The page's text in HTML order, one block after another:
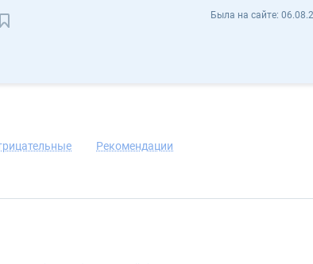
Евгения Рожунас Evgeniya82 - Отзывы
Была на сайте:
Рекомендации